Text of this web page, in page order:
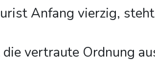
Anfang vierzig,
vertraute Ordnung